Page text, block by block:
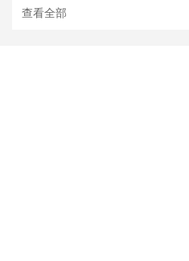
查看全部